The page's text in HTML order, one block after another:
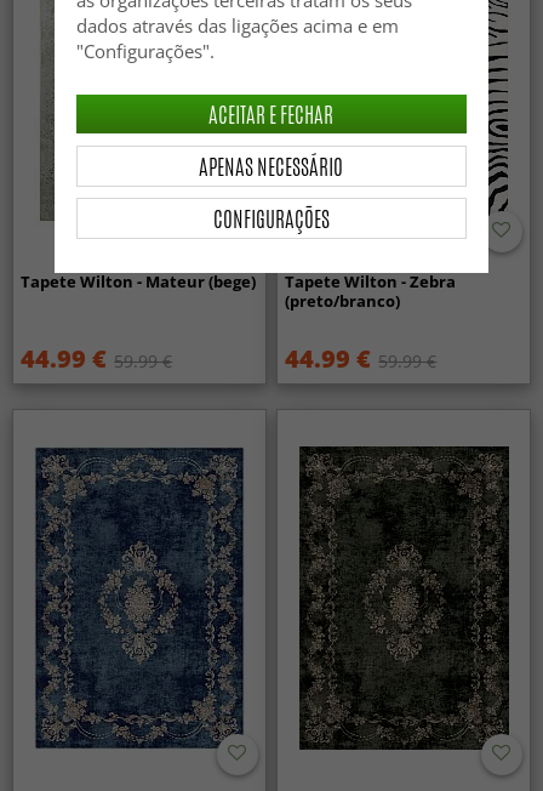
Tapete Wilton - Mateur (bege)
44.99 € 59.99 €
Tapete Wilton - Zebra
(preto/branco)
44.99 € 59.99 €
dados através das ligações acima e em
"Configurações".
CONFIGURAÇÕES
APENAS NECESSÁRIO
ACEITAR E FECHAR